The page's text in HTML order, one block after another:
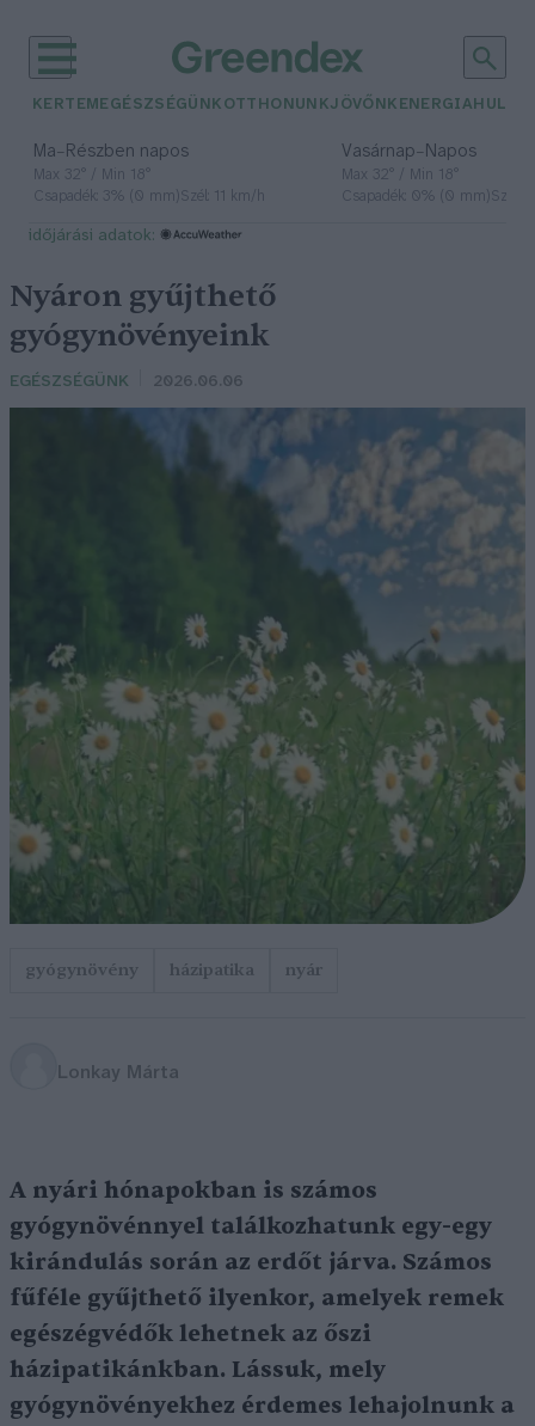
KERTEM EGÉSZSÉGÜNK OTTHONUNKJÖVŐNK ENERGIA
Ma– Részben napos
Max 32° / Min 18°
Csapadék: 3% (0 mm)Szél: 11 km/h
Vasárnap– Napos
Max 32° / Min 18°
Csapadék: 0% (0 mm)Szél:
időjárási adatok:
Nyáron gyűjthető
gyógynövényeink
EGÉSZSÉGÜNK 2026.06.06
gyógynövény házipatika nyár
Lonkay Márta
A nyári hónapokban is számos
gyógynövénnyel találkozhatunk egy-egy
kirándulás során az erdőt járva. Számos
fűféle gyűjthető ilyenkor, amelyek remek
egészégvédők lehetnek az őszi
házipatikánkban. Lássuk, mely
gyógynövényekhez érdemes lehajolnunk a